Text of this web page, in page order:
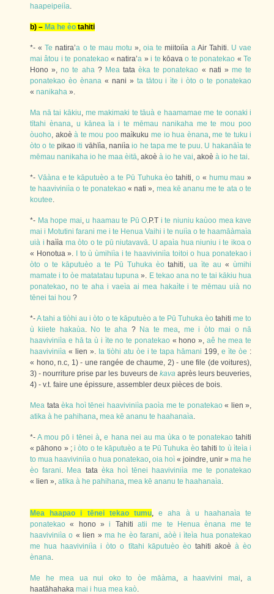
haapeipeiìa.
b) – Ma he èo tahiti
*- «Te natira’a o te mau motu »,oia te miitoiìa aAir Tahiti. U vae
mai âtou i te ponatekao« natira’a »i te kōavao te ponatekao «Te
Hono »,no te aha? Meatataèka te ponatekao « nati » me te
ponatekao èo ènana« nani » ta tātou i ìte i òto o te ponatekao
« nanikaha ».
Ma nā tai kākiu, me makimaki te tāuà e haamamae me te oonaki i
tītahi ènana, u kānea īa i te mēmau nanikaha me te mou poo
òuoho, akoèà te mou poomaìkukume io hua ènana,me te tuku i
òto o te pikaoiti vāhīìa, naniìaio he tapa me te puu. U hakanāìa te
mēmau nanikaha io he maa èitā, akoè à io he vai, akoè à io he tai.
*- Vāàna e te kāputuèo a te Pū Tuhuka èo tahiti, o« humu mau »
te haaviviniìa o te ponatekao« nati », mea kē ananu me te ata o te
koutee.
*- Ma hope mai, u haamau te Pū O.P.T i te niuniu kaùoo mea kave
mai i Motutini farani me i te Henua Vaihi i te nuiìa o te haamāàmaìa
uià i haììa ma òto o te pū niutavavā. U apaìa hua niuniu i te ikoa o
« Honotua ».
to ù ùmihiìa i te haaviviniìa toitoi o hua ponatekao i
òto o te kāputuèo a te Pū Tuhuka èotahiti,ua ìte au «ùmihi
mamate i to òe matatatau tupuna ». E tekao ana no te tai kākiu hua
ponatekao, no te aha i vaeìa ai mea hakaìte i te mēmau uià no
tēnei tai hou ?
*-A tahi a tiòhi au i òto o te kāputuèo a te Pū Tuhuka èotahitime to
ù
kiiete hakaùa. No te aha ? Na te mea, me i òto mai o nā
haaviviniìa e hā ta ù i ìte no te ponatekao« hono », aê he mea te
haaviviniìa « lien ». Ia tiòhi atu òe i te tapa hāmani 199,e ìte òe :
« hono, n.c, 1) - une rangée de chaume, 2) - une file (de voitures),
3) - nourriture prise par les buveurs de kavaaprès leurs beuveries,
4) - v.t. faire une épissure, assembler deux pièces de bois.
Mea tata èka hoì tēnei haaviviniìa paoìa me te ponatekao« lien »,
atika à he pahihana, mea kē ananu te haahanaìa.
*-A mou pō i tēnei à,e hana nei au ma ùka o te ponatekaotahiti
« pāhono » ;i òto o te kāputuèo a te Pū Tuhuka èotahitito ù ìteìa i
to mua haaviviniìa o hua ponatekao, oia hoì « joindre, unir » ma he
èo farani. Mea tata èka hoì tēnei haaviviniìa me te ponatekao
« lien », atika à he pahihana, mea kē ananu te haahanaìa.
Mea haapao i tēnei tekao tumu, e aha à u haahanaìa te
ponatekao « hono »i Tahitiatii me te Henua ènana me te
haaviviniìa o « lien » ma he èo farani, aòè i ìteìa hua ponatekao
me
hua haaviviniìa i òto o tītahi kāputuèo èotahiti akoè à èo
ènana.
Me he mea ua nui oko to òe māàma, a haavivini mai, a
haatāhahaka mai i hua mea kaò.